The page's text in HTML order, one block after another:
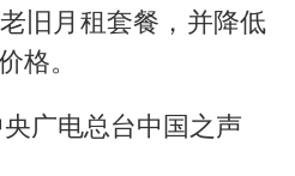
旧月租套餐，并降低
格。
广电总台中国之声